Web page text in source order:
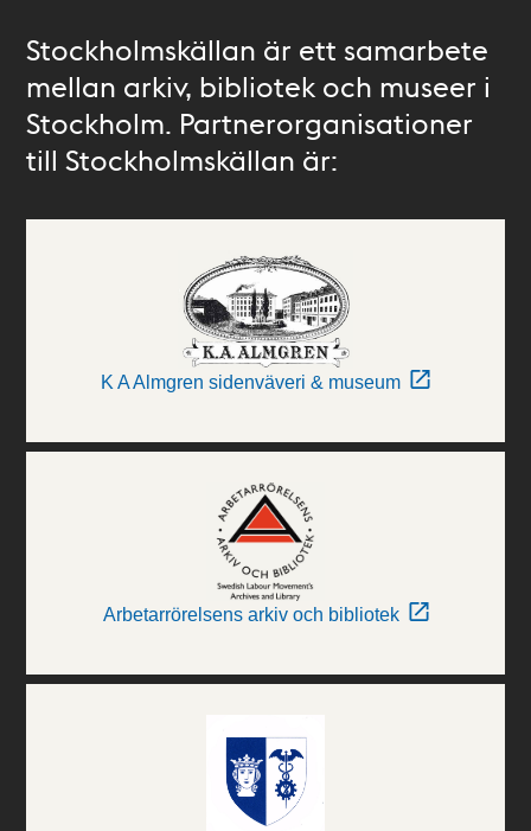
Stockholmskällan är ett samarbete
mellan arkiv, bibliotek och museer i
Stockholm. Partnerorganisationer
till Stockholmskällan är:
K A Almgren sidenväveri & museum
Arbetarrörelsens arkiv och bibliotek